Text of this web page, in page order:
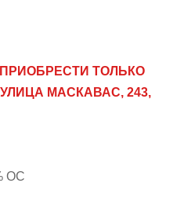
ТОЛЬКО
МАСКАВАС, 243,
OC